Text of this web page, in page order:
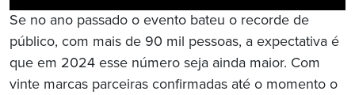
Se no ano passado o evento bateu o recorde de
público, com mais de 90 mil pessoas, a expectativa é
que em 2024 esse número seja ainda maior. Com
vinte marcas parceiras confirmadas até o momento o